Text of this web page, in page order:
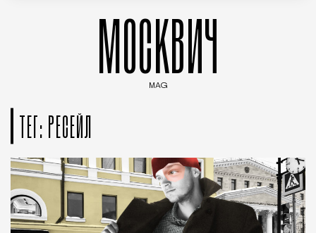
МОСКВИЧ
MAG
ТЕГ: РЕСЕЙЛ